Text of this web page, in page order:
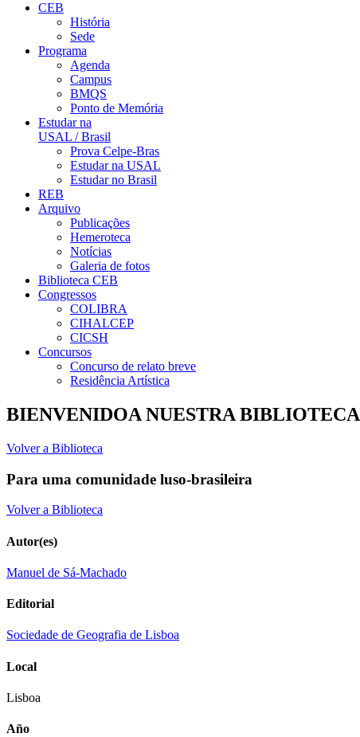
CEB
História
Sede
Programa
Agenda
Campus
BMQS
Ponto de Memória
Estudar na
USAL / Brasil
Prova Celpe-Bras
Estudar na USAL
Estudar no Brasil
REB
Arquivo
Publicações
Hemeroteca
Notícias
Galeria de fotos
Biblioteca CEB
Congressos
COLIBRA
CIHALCEP
CICSH
Concursos
Concurso de relato breve
Residência Artística
BIENVENIDOA NUESTRA BIBLIOTECA
Volver a Biblioteca
Para uma comunidade luso-brasileira
Volver a Biblioteca
Autor(es)
Manuel de Sá-Machado
Editorial
Sociedade de Geografia de Lisboa
Local
Lisboa
Año